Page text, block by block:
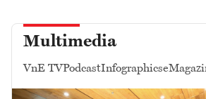
Multimedia
VnE TVPodcastInfographics